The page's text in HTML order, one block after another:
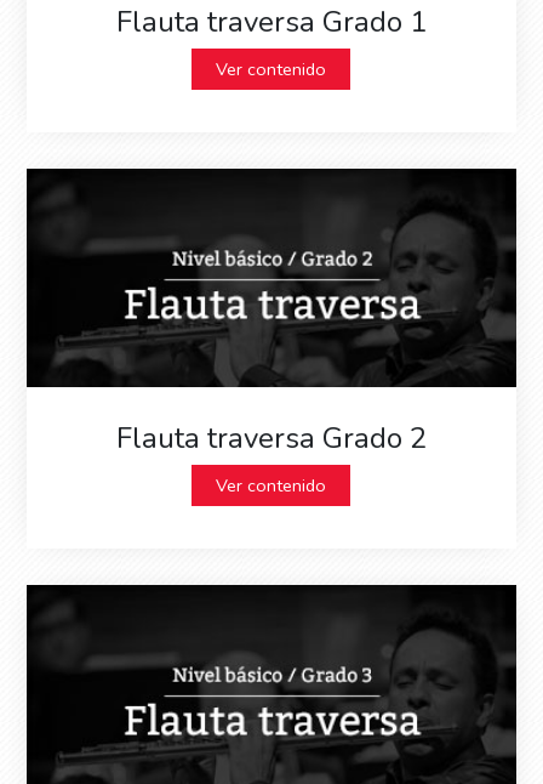
Flauta traversa Grado 1
Ver contenido
Flauta traversa Grado 2
Ver contenido